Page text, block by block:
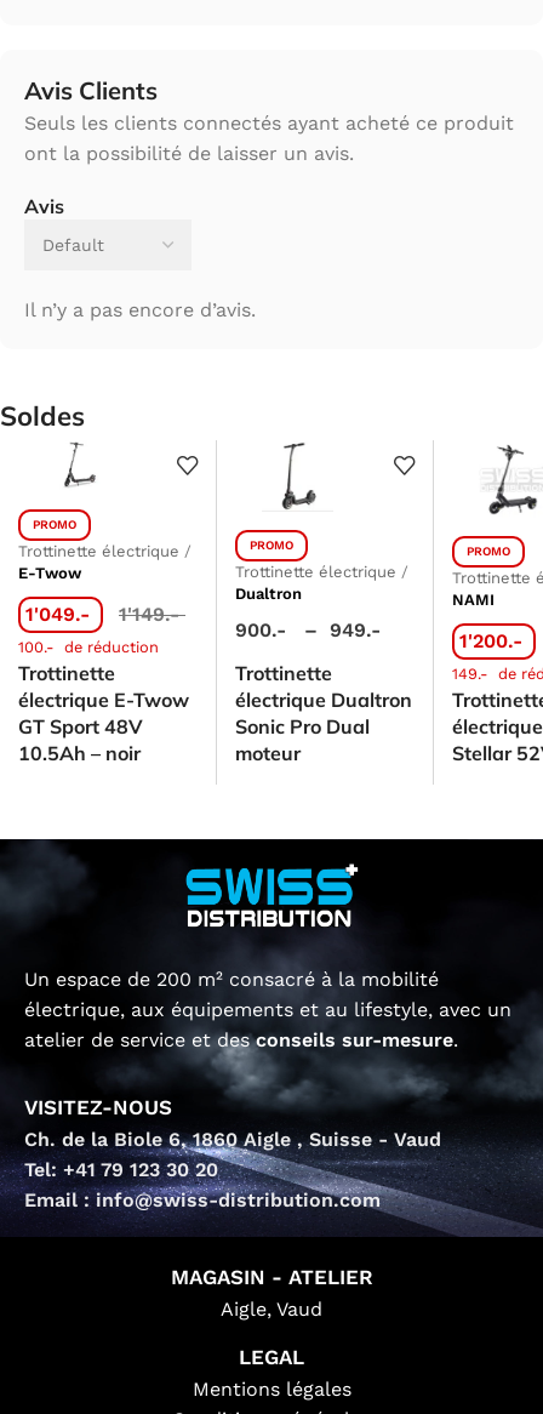
Avis Clients
Avis
Il n’y a pas encore d’avis.
Seuls les clients connectés ayant acheté ce produit
ont la possibilité de laisser un avis.
Soldes
PROMO
Trottinette électrique /
E-Twow
1'049.- 1'149.-
100.- de réduction
Trottinette
électrique E-Twow
GT Sport 48V
10.5Ah – noir
PROMO
Trottinette électrique /
Dualtron
900.- – 949.-
Trottinette
électrique Dualtron
Sonic Pro Dual
moteur
PROMO
Trottinette
NAMI
1'200.-
149.- de
Stellar
Un espace de 200 m² consacré à la mobilité
électrique, aux équipements et au lifestyle, avec un
atelier de service et desconseils sur-mesure.
VISITEZ-NOUS
Ch. de la Biole 6, 1860 Aigle , Suisse - Vaud
Tel: +41 79 123 30 20
Email : info@swiss-distribution.com
MAGASIN - ATELIER
Aigle, Vaud
LEGAL
Mentions légales